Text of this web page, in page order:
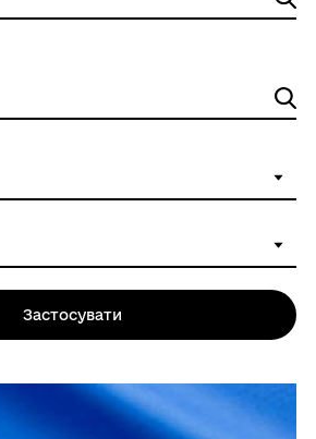
Застосувати